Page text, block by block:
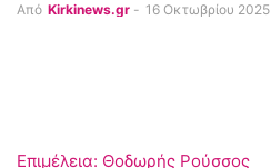
Από Kirkinews.gr - 16 Οκτωβρίου 2025
Επιμέλεια: Θοδωρής Ρούσσος